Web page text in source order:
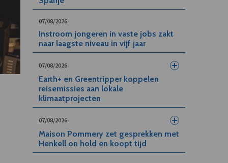
07/08/2026
Instroom jongeren in vaste jobs zakt
naar laagste niveau in vijf jaar
07/08/2026
Earth+ en Greentripper koppelen
reisemissies aan lokale
klimaatprojecten
07/08/2026
Maison Pommery zet gesprekken met
Henkell on hold en koopt tijd